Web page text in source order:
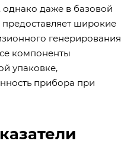
даже в базовой
широкие
генерирования
компоненты
упаковке,
прибора при